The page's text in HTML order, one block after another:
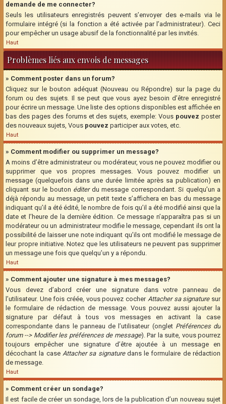
demande de me connecter?
Seuls les utilisateurs enregistrés peuvent s’envoyer des e-mails via le
formulaire intégré (si la fonction a été activée par l’administrateur). Ceci
pour empêcher un usage abusif de la fonctionnalité par les invités.
Haut
Problèmes liés aux envois de messages
» Comment poster dans un forum?
Cliquez sur le bouton adéquat (Nouveau ou Répondre) sur la page du
forum ou des sujets. Il se peut que vous ayez besoin d’être enregistré
pour écrire un message. Une liste des options disponibles est affichée en
bas des pages des forums et des sujets, exemple: Vous pouvez poster
des nouveaux sujets, Vous pouvez participer aux votes, etc.
Haut
» Comment modifier ou supprimer un message?
A moins d’être administrateur ou modérateur, vous ne pouvez modifier ou
supprimer que vos propres messages. Vous pouvez modifier un
message (quelquefois dans une durée limitée après sa publication) en
cliquant sur le bouton éditerdu message correspondant. Si quelqu’un a
déjà répondu au message, un petit texte s’affichera en bas du message
indiquant qu’il a été édité, le nombre de fois qu’il a été modifié ainsi que la
date et l’heure de la dernière édition. Ce message n’apparaîtra pas si un
modérateur ou un administrateur modifie le message, cependant ils ont la
possibilité de laisser une note indiquant qu’ils ont modifié le message de
leur propre initiative. Notez que les utilisateurs ne peuvent pas supprimer
un message une fois que quelqu’un y a répondu.
Haut
» Comment ajouter une signature à mes messages?
Vous devez d’abord créer une signature dans votre panneau de
l’utilisateur. Une fois créée, vous pouvez cocher Attacher sa signaturesur
le formulaire de rédaction de message. Vous pouvez aussi ajouter la
signature par défaut à tous vos messages en activant la case
correspondante dans le panneau de l’utilisateur (onglet Préférences du
forum --> Modifier les préférences de message). Par la suite, vous pourrez
toujours empêcher une signature d’être ajoutée à un message en
décochant la case Attacher sa signaturedans le formulaire de rédaction
de message.
Haut
» Comment créer un sondage?
Il est facile de créer un sondage, lors de la publication d’un nouveau sujet